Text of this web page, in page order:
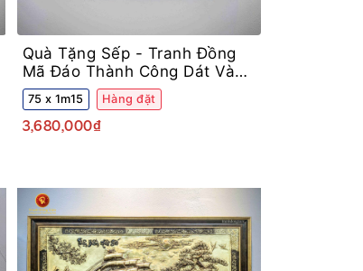
Quà Tặng Sếp - Tranh Đồng
Mã Đáo Thành Công Dát Vàng
Dát Bạc
75 x 1m15 Hàng đặt
3,680,000₫